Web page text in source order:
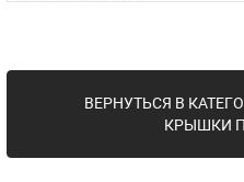
ВЕРНУТЬСЯ В
КРЫШКИ